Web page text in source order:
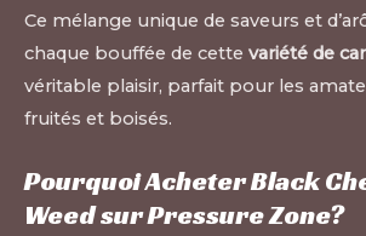
Ce mélange unique de saveurs et
chaque bouffée de cette variété de
véritable plaisir, parfait pour les
fruités et boisés.
Pourquoi Acheter Black
Weed surPressure Zone?